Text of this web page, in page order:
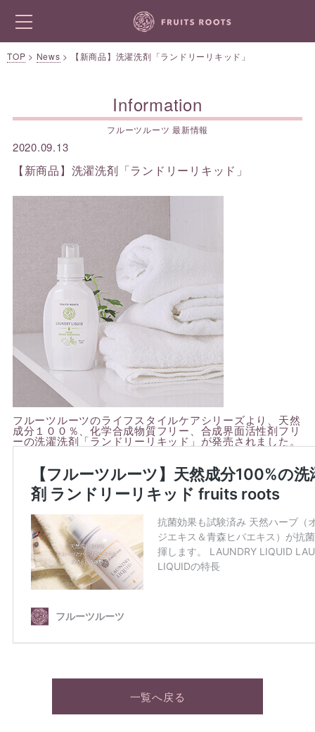
TOP > News > 【新商品】洗濯洗剤「ランドリーリキッド」
Information
フルーツルーツ 最新情報
2020.09.13
【新商品】洗濯洗剤「ランドリーリキッド」
フルーツルーツのライフスタイルケアシリーズより、天然
成分１００％、化学合成物質フリー、合成界面活性剤フリ
ーの洗濯洗剤「ランドリーリキッド」が発売されました。
一覧へ戻る